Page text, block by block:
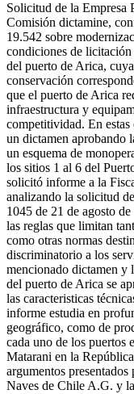
Solicitud de la Empresa
Comisión dictamine,
19.542 sobre
condiciones de licitación
del puerto de Arica,
conservación
que el puerto de Arica
infraestructura y
competitividad. En
un dictamen aprobando
un esquema de
los sitios 1 al 6 del
solicitó informe a la
analizando la solicitud
1045 de 21 de agosto
las reglas que limitan
como otras normas
discriminatorio a los
mencionado dictamen y
del puerto de Arica se
las caracteristicas
informe estudia en
geográfico, como de
cada uno de los puertos
Matarani en la
argumentos
Naves de Chile A.G. y